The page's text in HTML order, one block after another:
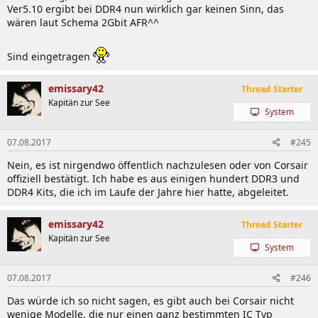
UDIMM
AET760UD00-370A98Z 1GB DDR2-667
4-4-4-12 1.8V
DS
9905315-005.A02L
Value
2GB DDR2-667
4-4-4-12 1.8V
DS
Value KVR800D2N5/2G
5-5-5-18 1.8V
DS
Komputer
Bay
ECC UDIMM
5-5-5-15 1.8V
MDT
Value
M924-800-16
1GB DDR2-800
DS
OCI
1GB DDR2-
Ver5.10 ergibt bei DDR4 nun wirklich gar keinen Sinn, das
wären laut Schema 2Gbit AFR^^
Sind eingetragen
emissary42
Kapitän zur See
Thread Starter
System
07.08.2017 #245
Nein, es ist nirgendwo öffentlich nachzulesen oder von Corsair
offiziell bestätigt. Ich habe es aus einigen hundert DDR3 und
DDR4 Kits, die ich im Laufe der Jahre hier hatte, abgeleitet.
emissary42
Kapitän zur See
Thread Starter
System
07.08.2017 #246
Das würde ich so nicht sagen, es gibt auch bei Corsair nicht
wenige Modelle, die nur einen ganz bestimmten IC Typ